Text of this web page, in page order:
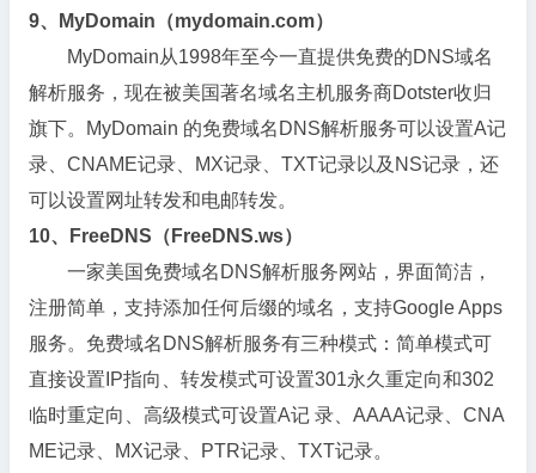
9、MyDomain（mydomain.com）
MyDomain从1998年至今一直提供免费的DNS域名
解析服务，现在被美国著名域名主机服务商Dotster收归
旗下。MyDomain 的免费域名DNS解析服务可以设置A记
录、CNAME记录、MX记录、TXT记录以及NS记录，还
可以设置网址转发和电邮转发。
10、FreeDNS（FreeDNS.ws）
一家美国免费域名DNS解析服务网站，界面简洁，
注册简单，支持添加任何后缀的域名，支持Google Apps
服务。免费域名DNS解析服务有三种模式：简单模式可
直接设置IP指向、转发模式可设置301永久重定向和302
临时重定向、高级模式可设置A记 录、AAAA记录、CNA
ME记录、MX记录、PTR记录、TXT记录。